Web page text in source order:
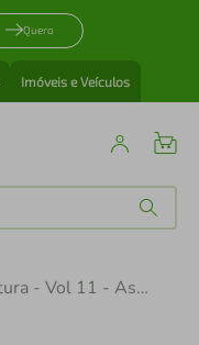
Quero
Imóveis e Veículos
A Pintura - Vol 11 - As Escolas E O Problema Do Estilo